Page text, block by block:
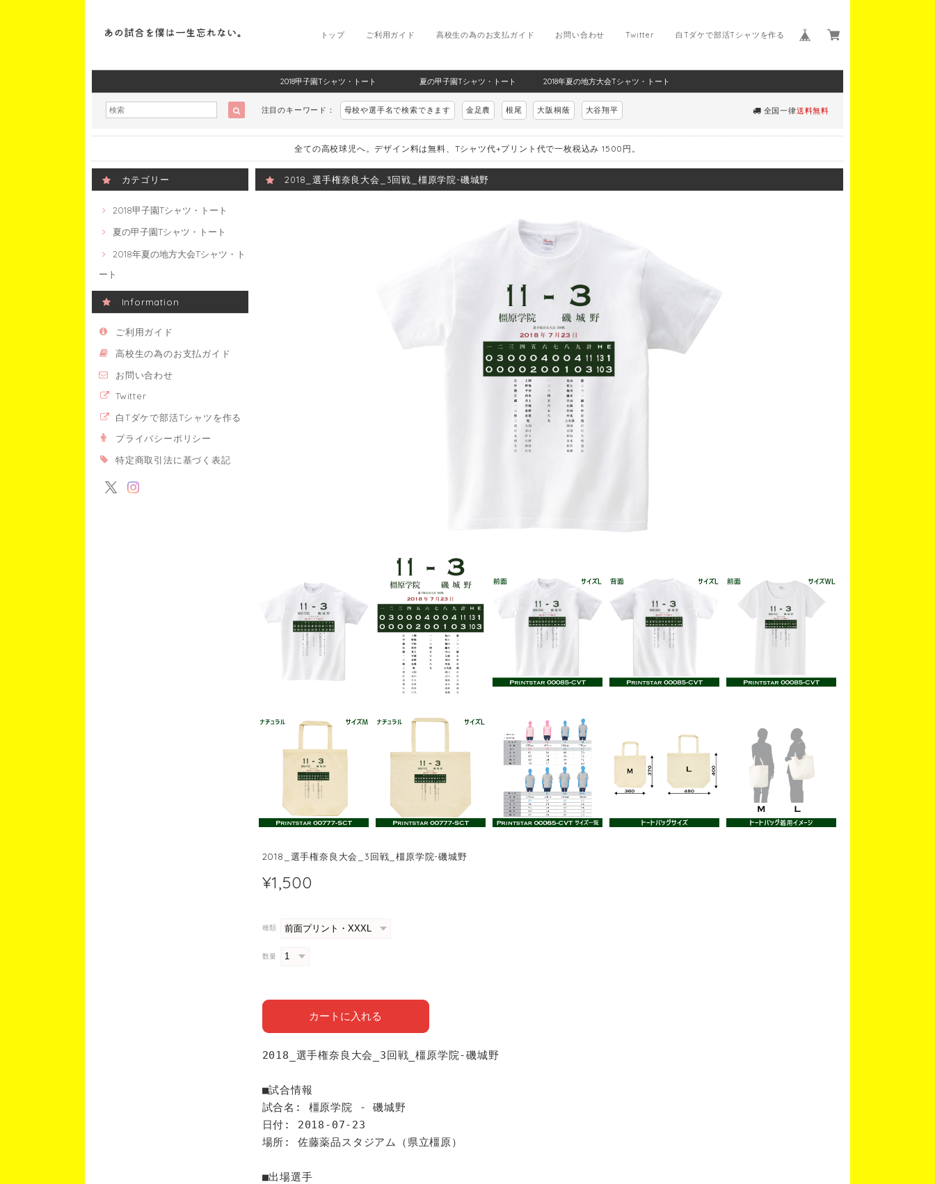
白Tダケで部活Tシャツを作る
Twitter
お問い合わせ
高校生の為のお支払ガイド
ご利用ガイド
トップ
2018甲子園Tシャツ・トート 夏の甲子園Tシャツ・トート 2018年夏の地方大会Tシャツ・トート
注目のキーワード： 母校や選手名で検索できます 金足農 根尾 大阪桐蔭 大谷翔平 全国一律送料無料
全ての高校球児へ。デザイン料は無料、Tシャツ代+プリント代で一枚税込み 1500円。
カテゴリー
2018甲子園Tシャツ・トート
夏の甲子園Tシャツ・トート
2018年夏の地方大会Tシャツ・ト
ート
Information
ご利用ガイド
高校生の為のお支払ガイド
お問い合わせ
Twitter
白Tダケで部活Tシャツを作る
プライバシーポリシー
特定商取引法に基づく表記
2018_選手権奈良大会_3回戦_橿原学院-磯城野
2018_選手権奈良大会_3回戦_橿原学院-磯城野
¥1,500
種類
数量
カートに入れる
2018_選手権奈良大会_3回戦_橿原学院-磯城野
■試合情報
試合名: 橿原学院 - 磯城野
日付: 2018-07-23
場所: 佐藤薬品スタジアム（県立橿原）
■出場選手